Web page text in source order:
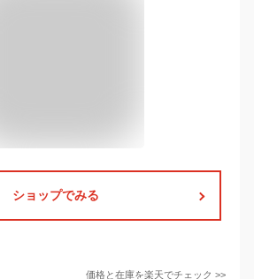
ショップでみる
価格と在庫を楽天でチェック >>